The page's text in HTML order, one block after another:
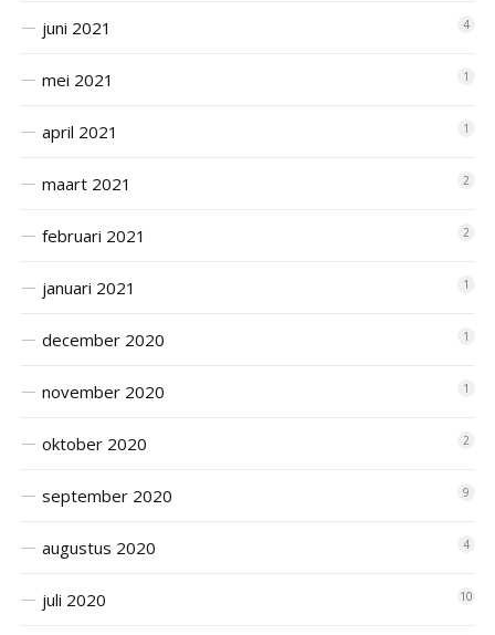
juni 2021 4
mei 2021 1
april 2021 1
maart 2021 2
februari 2021 2
januari 2021 1
december 2020 1
november 2020 1
oktober 2020 2
september 2020 9
augustus 2020 4
juli 2020 10